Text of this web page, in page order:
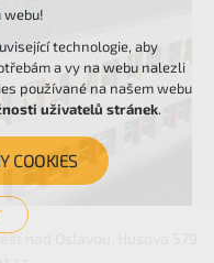
nad Oslavou, Husova 579
webu!
technologie, aby
a vy na webu nalezli
používané na našem webu
uživatelů stránek.
COOKIES